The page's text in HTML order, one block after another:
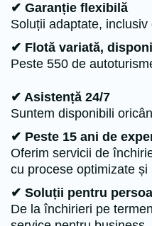
✔ Garanție flexibilă
Soluții adaptate,
✔ Flotă variată,
Peste 550 de
✔ Asistență 24/7
Suntem disponibili
✔ Peste 15 ani de
Oferim servicii de
cu procese optimizate și
✔ Soluții pentru
De la închirieri pe